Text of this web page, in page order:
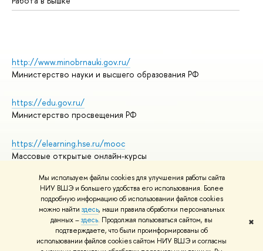
Мы используем файлы cookies для улучшения работы сайта
НИУ ВШЭ и большего удобства его использования. Более
подробную информацию об использовании файлов cookies
можно найти здесь, наши правила обработки персональных
данных –здесь. Продолжая пользоваться сайтом, вы
подтверждаете, что были проинформированы об
использовании файлов cookies сайтом НИУ ВШЭ и согласны
✖
http://www.minobrnauki.gov.ru/
Министерство науки и высшего образования РФ
https://edu.gov.ru/
Министерство просвещения РФ
https://elearning.hse.ru/mooc
Массовые открытые онлайн-курсы
© НИУ ВШЭ 1993–2026
Адреса и контакты
Условия использования материалов
Политика конфиденциальности
Правила применения рекомендательных технологий в НИУ ВШЭ